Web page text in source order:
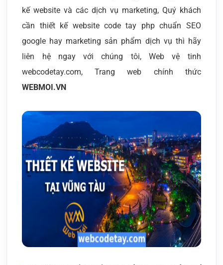
kế website và các dịch vụ marketing, Quý khách
cần thiết kế website code tay php chuẩn SEO
google hay marketing sản phẩm dịch vụ thì hãy
liên hệ ngay với chúng tôi, Web vệ tinh
webcodetay.com, Trang web chính thức
WEBMOI.VN